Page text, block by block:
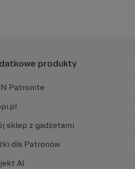
produkty
Patronite
sklep z gadżetami
dla Patronów
AI